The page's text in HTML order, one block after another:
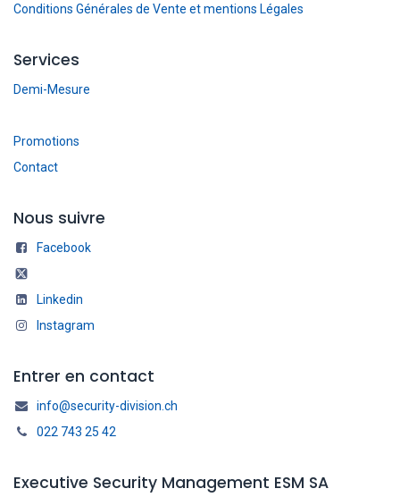
Conditions Générales de Vente et mentions Légales
Services
Demi-Mesure
Promotions
Contact
Nous suivre
Facebook
Linkedin
Instagram
Entrer en contact
info@security-division.ch
022 743 25 42
Executive Security Management ESM SA